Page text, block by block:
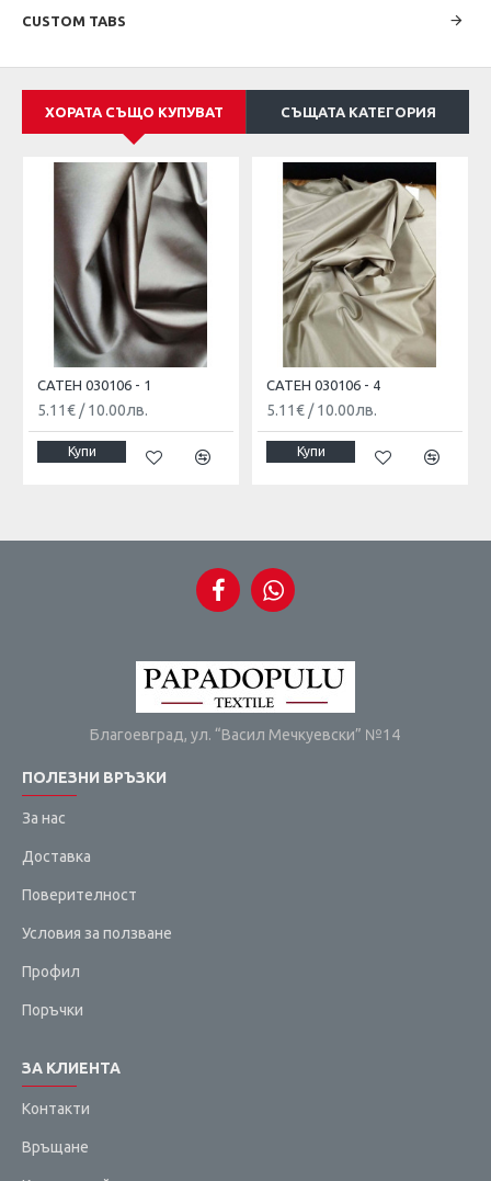
CUSTOM TABS
ХОРАТА СЪЩО КУПУВАТ СЪЩАТА КАТЕГОРИЯ
САТЕН 030106 - 1
5.11€ /10.00лв.
Купи
САТЕН 030106 - 4
5.11€ /10.00лв.
Купи
Благоевград, ул. “Васил Мечкуевски” №14
ПОЛЕЗНИ ВРЪЗКИ
За нас
Доставка
Поверителност
Условия за ползване
Профил
Поръчки
ЗА КЛИЕНТА
Контакти
Връщане